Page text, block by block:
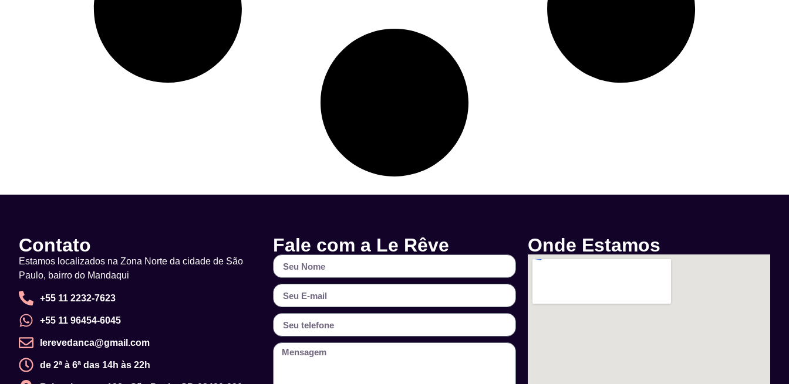
Contato
Estamos localizados na Zona Norte da cidade de São
Paulo, bairro do Mandaqui
+55 11 2232-7623
+55 11 96454-6045
lerevedanca@gmail.com
de 2ª à 6ª das 14h às 22h
Fale com a Le Rêve Onde Estamos